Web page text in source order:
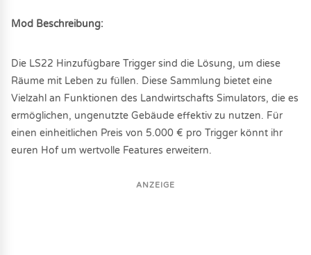
Mod Beschreibung:
Die LS22 Hinzufügbare Trigger sind die Lösung, um diese
Räume mit Leben zu füllen. Diese Sammlung bietet eine
Vielzahl an Funktionen des Landwirtschafts Simulators, die es
ermöglichen, ungenutzte Gebäude effektiv zu nutzen. Für
einen einheitlichen Preis von 5.000 € pro Trigger könnt ihr
euren Hof um wertvolle Features erweitern.
ANZEIGE